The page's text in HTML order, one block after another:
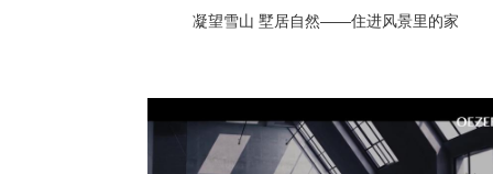
凝望雪山 墅居自然——住进风景里的家